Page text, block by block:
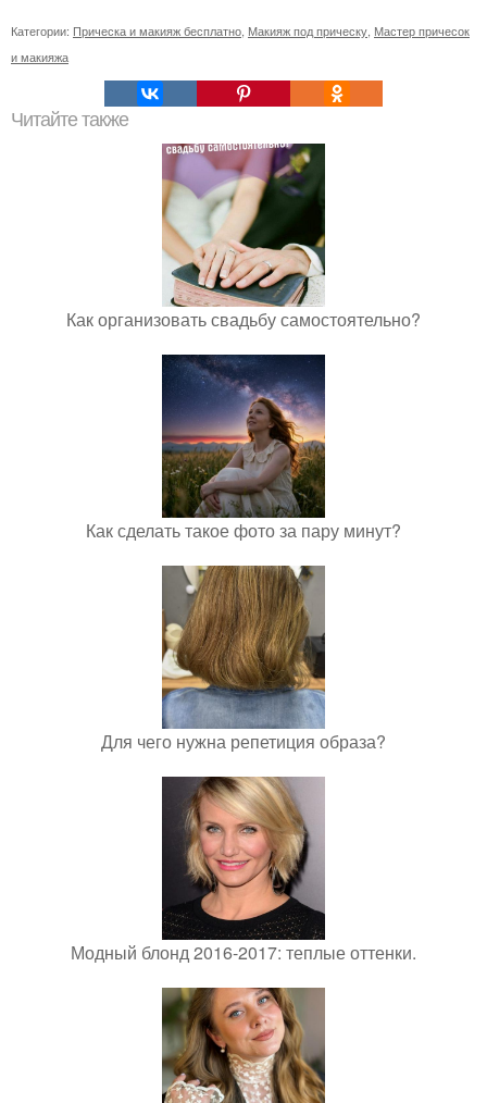
Категории: Прическа и макияж бесплатно Макияж под прическу Мастер причесок
и макияжа
Читайте также
Как организовать свадьбу самостоятельно?
Как сделать такое фото за пару минут?
Для чего нужна репетиция образа?
Модный блонд 2016-2017: теплые оттенки.